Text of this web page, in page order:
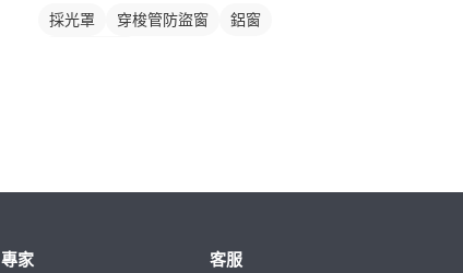
採光罩 穿梭管防盜窗
鋁窗
專家 客服